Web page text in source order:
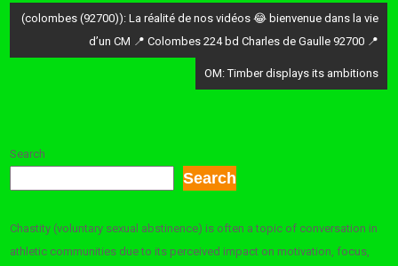
Post
navigation
(colombes (92700)): La réalité de nos vidéos 😂 bienvenue dans la vie
d’un CM 📍 Colombes 224 bd Charles de Gaulle 92700 📍
OM: Timber displays its ambitions
Search
Search
Chastity (voluntary sexual abstinence) is often a topic of conversation in
athletic communities due to its perceived impact on motivation, focus,